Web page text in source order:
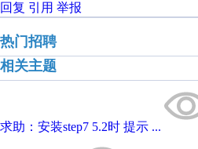
回复 引用 举报
热门招聘
相关主题
求助：安装step7 5.2时 提示 ...